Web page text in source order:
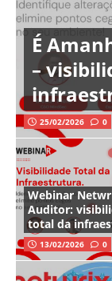
É
–
25/02/2026 0
Webinar
Auditor:
total da
13/02/2026 0